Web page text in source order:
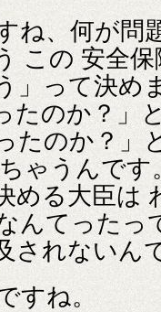
ね、何が問
この 安全
」って決め
たのか？」
たのか？」
ゃうんです
める大臣は
んてったっ
されないん
すね。